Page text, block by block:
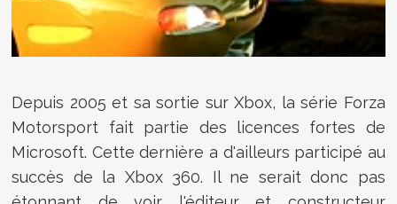
Depuis 2005 et sa sortie sur Xbox, la série Forza
Motorsport fait partie des licences fortes de
Microsoft. Cette dernière a d'ailleurs participé au
succès de la Xbox 360. Il ne serait donc pas